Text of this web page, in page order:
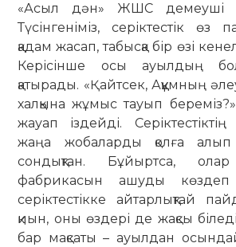
«Асыл дән» ЖШС демеуші
Түсінгеніміз, серіктестік өз
қадам жасап, табысқа бір өзі
Керісінше осы ауылдың
қатырады. «Қайтсек, Аққұмның
халқына жұмыс тауып
жауап іздейді.
жаңа жобаларды қолға
сондықтан. Бұйыртса, олар
фабрикасын ашуды
серіктестікке ай­тарлықтай
қиын, оны өздері де жақсы
бар мақсаты – ауылдан